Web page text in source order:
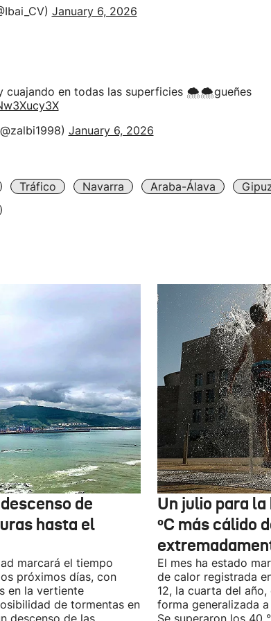
January 6, 2026
cuajando en todas las superficies 🌨️🌨️gueñes
January 6, 2026
Tráfico Navarra Araba-Álava
de
hasta el
marcará el tiempo
próximos días, con
en la vertiente
de tormentas en
descenso de las
Un julio para
ºC más cálido
El mes ha estado
de calor registrada
12, la cuarta del
forma generalizada
Se superaron los 40